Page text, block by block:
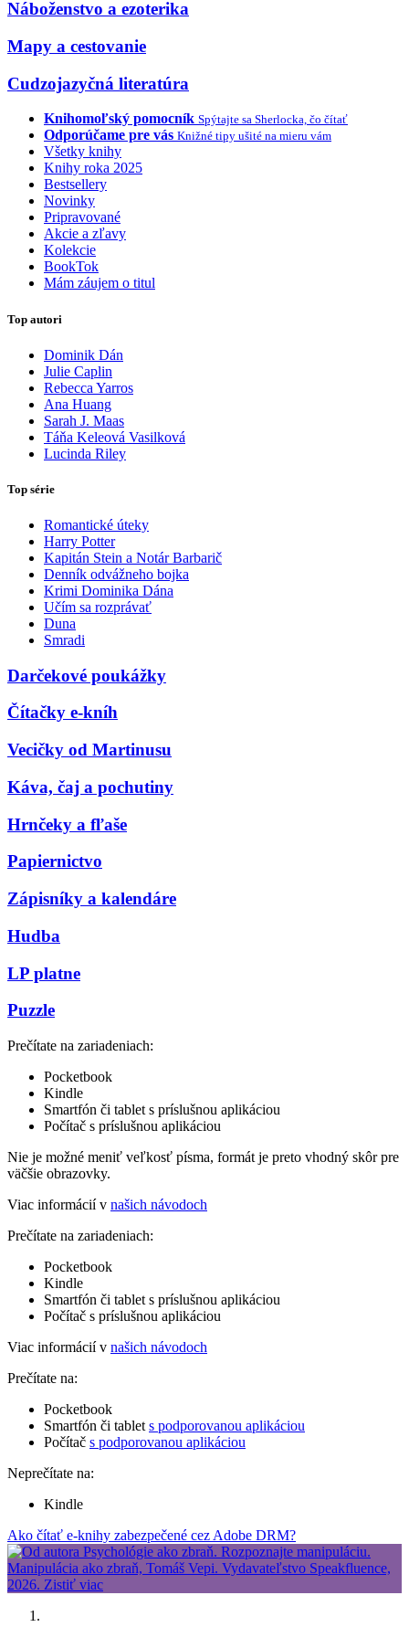
Náboženstvo a ezoterika
Mapy a cestovanie
Cudzojazyčná literatúra
Knihomoľský pomocník Spýtajte sa Sherlocka, čo čítať
Odporúčame pre vás Knižné tipy ušité na mieru vám
Všetky knihy
Knihy roka 2025
Bestsellery
Novinky
Pripravované
Akcie a zľavy
Kolekcie
BookTok
Mám záujem o titul
Top autori
Dominik Dán
Julie Caplin
Rebecca Yarros
Ana Huang
Sarah J. Maas
Táňa Keleová Vasilková
Lucinda Riley
Top série
Romantické úteky
Harry Potter
Kapitán Stein a Notár Barbarič
Denník odvážneho bojka
Krimi Dominika Dána
Učím sa rozprávať
Duna
Smradi
Darčekové poukážky
Čítačky e-kníh
Vecičky od Martinusu
Káva, čaj a pochutiny
Hrnčeky a fľaše
Papiernictvo
Zápisníky a kalendáre
Hudba
LP platne
Puzzle
Prečítate na zariadeniach:
Pocketbook
Kindle
Smartfón či tablet s príslušnou aplikáciou
Počítač s príslušnou aplikáciou
Nie je možné meniť veľkosť písma, formát je preto vhodný skôr pre
väčšie obrazovky.
Viac informácií v našich návodoch
Prečítate na zariadeniach:
Pocketbook
Kindle
Smartfón či tablet s príslušnou aplikáciou
Počítač s príslušnou aplikáciou
Viac informácií v našich návodoch
Prečítate na:
Pocketbook
Smartfón či tablet s podporovanou aplikáciou
Počítač s podporovanou aplikáciou
Neprečítate na:
Kindle
Ako čítať e-knihy zabezpečené cez Adobe DRM?